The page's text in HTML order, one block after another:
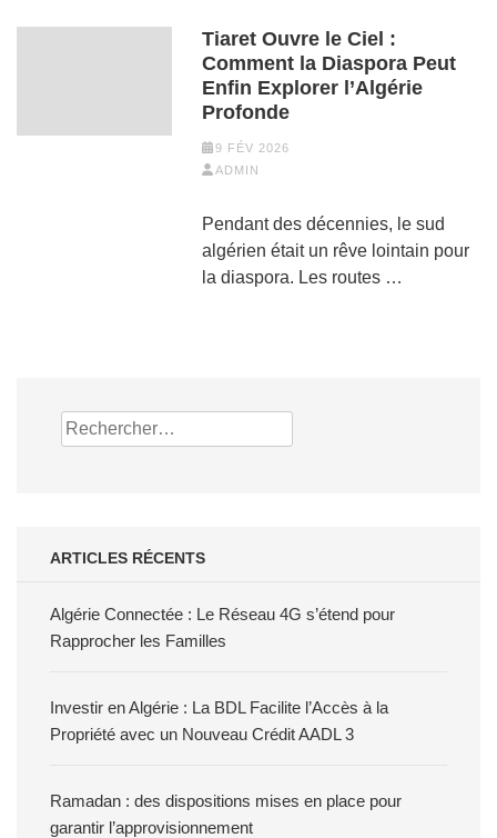
Tiaret Ouvre le Ciel :
Comment la Diaspora Peut
Enfin Explorer l’Algérie
Profonde
9 FÉV 2026
ADMIN
Pendant des décennies, le sud
algérien était un rêve lointain pour
la diaspora. Les routes …
Rechercher :
ARTICLES RÉCENTS
Algérie Connectée : Le Réseau 4G s’étend pour
Rapprocher les Familles
Investir en Algérie : La BDL Facilite l’Accès à la
Propriété avec un Nouveau Crédit AADL 3
Ramadan : des dispositions mises en place pour
garantir l’approvisionnement